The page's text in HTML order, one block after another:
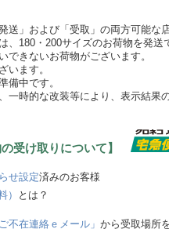
」および「受取」の両方可能な
・200サイズのお荷物を発送
きないお荷物がございます。
ます。
中です。
一時的な改装等により、表示結果
の受け取りについて】
せ設定済みのお客様
）
とは？
ご不在連絡ｅメール」 から受取場所